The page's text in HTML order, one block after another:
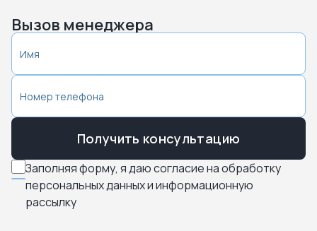
Вызов менеджера
Заполняя форму, я даю согласие на обработку
персональных данных и информационную
рассылку
Получить консультацию